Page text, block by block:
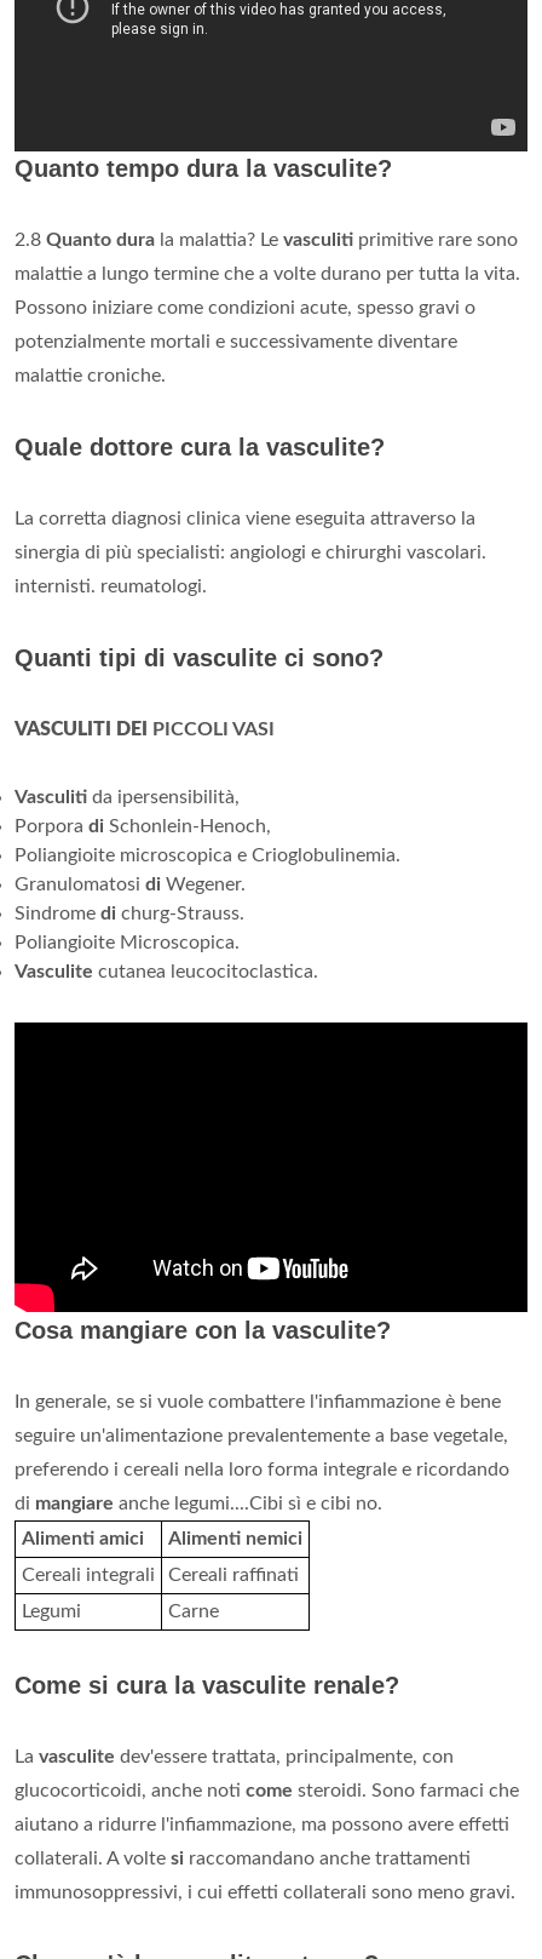
Quanto tempo dura la vasculite?
2.8 Quanto dura la malattia? Le vasculiti primitive rare sono
malattie a lungo termine che a volte durano per tutta la vita.
Possono iniziare come condizioni acute, spesso gravi o
potenzialmente mortali e successivamente diventare
malattie croniche.
Quale dottore cura la vasculite?
La corretta diagnosi clinica viene eseguita attraverso la
sinergia di più specialisti: angiologi e chirurghi vascolari.
internisti. reumatologi.
Quanti tipi di vasculite ci sono?
VASCULITI DEI PICCOLI VASI
Vasculiti da ipersensibilità,
Porpora di Schonlein-Henoch,
Poliangioite microscopica e Crioglobulinemia.
Granulomatosi di Wegener.
Sindrome di churg-Strauss.
Poliangioite Microscopica.
Vasculite cutanea leucocitoclastica.
Cosa mangiare con la vasculite?
In generale, se si vuole combattere l'infiammazione è bene
seguire un'alimentazione prevalentemente a base vegetale,
preferendo i cereali nella loro forma integrale e ricordando
di mangiare anche legumi....Cibi sì e cibi no.
Alimenti amici
Alimenti nemici
Cereali integrali
Cereali raffinati
Legumi
Carne
Come si cura la vasculite renale?
La vasculite dev'essere trattata, principalmente, con
glucocorticoidi, anche noti come steroidi. Sono farmaci che
aiutano a ridurre l'infiammazione, ma possono avere effetti
collaterali. A volte si raccomandano anche trattamenti
immunosoppressivi, i cui effetti collaterali sono meno gravi.